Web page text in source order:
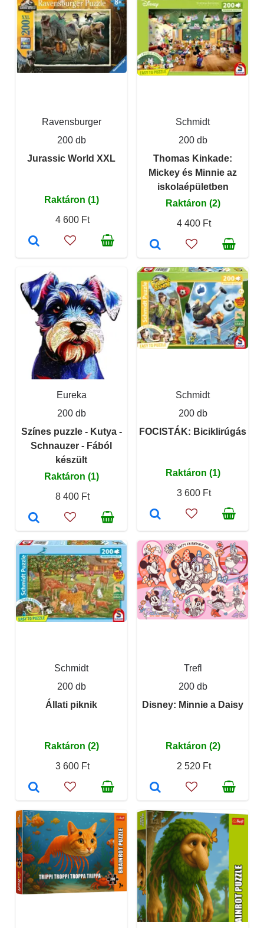
Ravensburger
200 db
Jurassic World XXL
Raktáron (1)
4 600 Ft
Schmidt
200 db
Thomas Kinkade:
Mickey és Minnie az
iskolaépületben
Raktáron (2)
4 400 Ft
Eureka
200 db
Színes puzzle - Kutya -
Schnauzer - Fából
készült
Raktáron (1)
8 400 Ft
Schmidt
200 db
FOCISTÁK: Biciklirúgás
Raktáron (1)
3 600 Ft
Schmidt
200 db
Állati piknik
Raktáron (2)
3 600 Ft
Trefl
200 db
Disney: Minnie a Daisy
Raktáron (2)
2 520 Ft